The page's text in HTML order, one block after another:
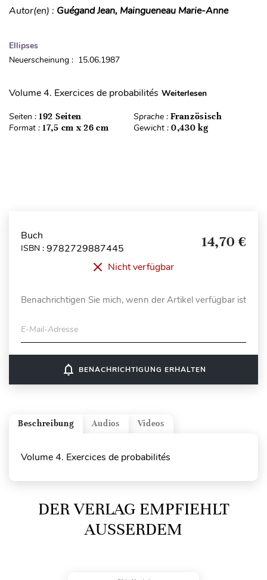
Autor(en) : Guégand Jean, Maingueneau Marie-Anne
Ellipses
Neuerscheinung : 15.06.1987
Volume 4. Exercices de probabilités Weiterlesen
Seiten : 192 Seiten Sprache : Französisch
Format : 17,5 cm x 26 cm Gewicht : 0,430 kg
Buch
ISBN : 9782729887445 14,70 €
Nicht verfügbar
Benachrichtigen Sie mich, wenn der Artikel verfügbar ist
E-Mail-Adresse
notifications_none BENACHRICHTIGUNG ERHALTEN
Videos
Audios
Beschreibung
Volume 4. Exercices de probabilités
DER VERLAG EMPFIEHLT
AUSSERDEM